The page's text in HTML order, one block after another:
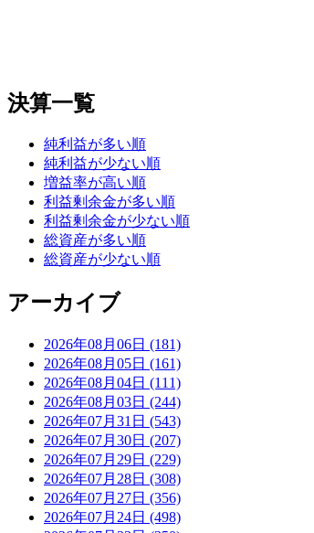
決算一覧
純利益が多い順
純利益が少ない順
増益率が高い順
利益剰余金が多い順
利益剰余金が少ない順
総資産が多い順
総資産が少ない順
アーカイブ
2026年08月06日 (181)
2026年08月05日 (161)
2026年08月04日 (111)
2026年08月03日 (244)
2026年07月31日 (543)
2026年07月30日 (207)
2026年07月29日 (229)
2026年07月28日 (308)
2026年07月27日 (356)
2026年07月24日 (498)